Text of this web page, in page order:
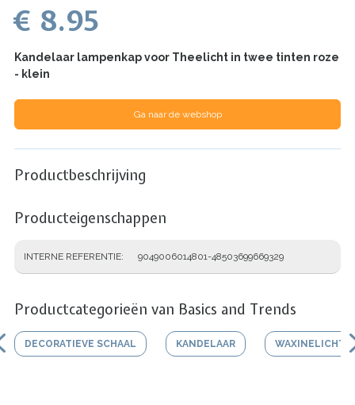
€ 8.95
Kandelaar lampenkap voor Theelicht in twee tinten roze
- klein
Ga naar de webshop
Productbeschrijving
Producteigenschappen
INTERNE REFERENTIE 9049006014801-48503699669329
Productcategorieën van Basics and Trends
DECORATIEVE SCHAAL KANDELAAR